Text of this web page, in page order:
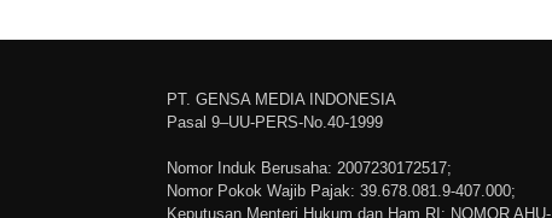
PT. GENSA MEDIA INDONESIA
Pasal 9–UU-PERS-No.40-1999
Nomor Induk Berusaha: 2007230172517;
Nomor Pokok Wajib Pajak: 39.678.081.9-407.000;
Keputusan Menteri Hukum dan Ham RI: NOMOR AHU-